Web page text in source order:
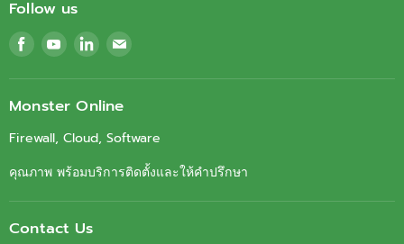
Follow us
Find
us
on
Facebook
Find
us
on
Youtube
Find
us
on
LinkedIn
Find
on
Monster Online
Firewall, Cloud, Software
คุณภาพ พร้อมบริการติดตั้งและให้คำปรึกษา
Contact Us